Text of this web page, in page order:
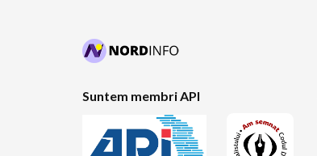
Suntem membri API